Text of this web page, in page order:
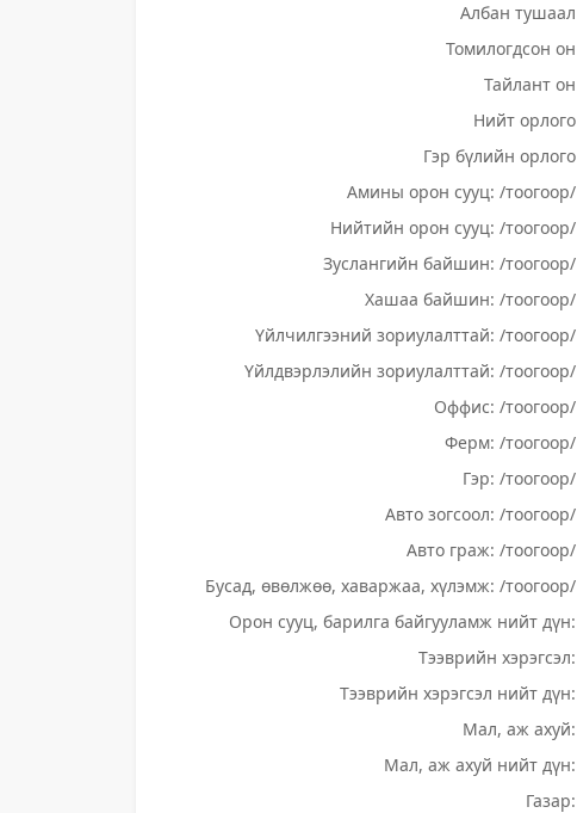
Албан тушаал
Томилогдсон он
Тайлант он
Нийт орлого
Гэр бүлийн орлого
Амины орон сууц: /тоогоор/
Нийтийн орон сууц: /тоогоор/
Зуслангийн байшин: /тоогоор/
Хашаа байшин: /тоогоор/
Үйлчилгээний зориулалттай: /тоогоор/
Үйлдвэрлэлийн зориулалттай: /тоогоор/
Оффис: /тоогоор/
Ферм: /тоогоор/
Гэр: /тоогоор/
Авто зогсоол: /тоогоор/
Авто граж: /тоогоор/
Бусад, өвөлжөө, хаваржаа, хүлэмж: /тоогоор/
Орон сууц, барилга байгууламж нийт дүн:
Тээврийн хэрэгсэл:
Тээврийн хэрэгсэл нийт дүн:
Мал, аж ахуй:
Мал, аж ахуй нийт дүн:
Газар: